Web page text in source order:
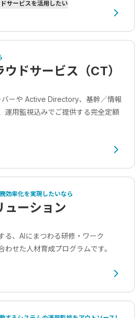
サービスを活用したい
ドサービス（CT）
ーや Active Directory、基幹／情報
運用監視込みでご提供する完全定額
効率化を実現したいなら
ューション
る、AIにまつわる研修・ワーク
せた人材育成プログラムです。